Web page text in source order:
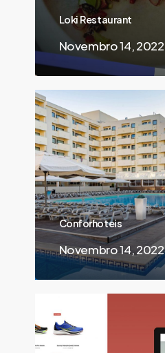
Loki Restaurant
Novembro 14, 2022
Conforhoteis
Novembro 14, 2022